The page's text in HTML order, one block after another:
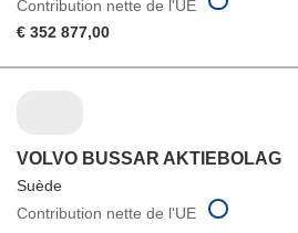
Contribution nette de l'UE
€ 352 877,00
VOLVO BUSSAR AKTIEBOLAG
Suède
Contribution nette de l'UE